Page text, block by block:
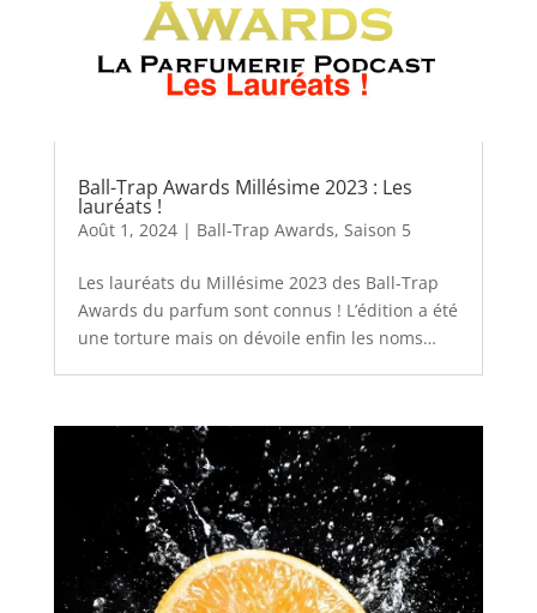
Ball-Trap Awards Millésime 2023 : Les
lauréats !
Août 1, 2024| Ball-Trap Awards, Saison 5
Les lauréats du Millésime 2023 des Ball-Trap
Awards du parfum sont connus ! L’édition a été
une torture mais on dévoile enfin les noms…